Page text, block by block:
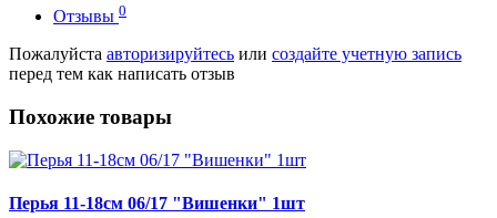
Отзывы 0
Пожалуйста авторизируйтесь или создайте учетную запись
перед тем как написать отзыв
Похожие товары
Перья 11-18см 06/17 "Вишенки" 1шт